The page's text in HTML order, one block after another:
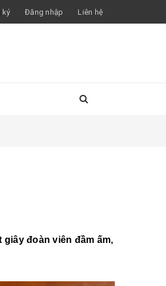
ký Đăng nhập Liên hệ
đoàn viên đầm ấm,